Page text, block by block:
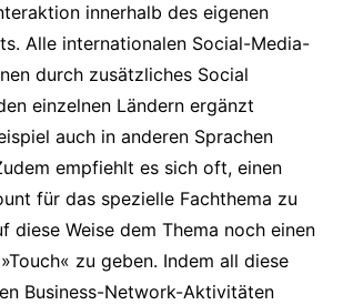
innerhalb des eigenen
Alle internationalen Social-Media-
durch zusätzliches Social
einzelnen Ländern ergänzt
auch in anderen Sprachen
empfiehlt es sich oft, einen
für das spezielle Fachthema zu
diese Weise dem Thema noch einen
zu geben. Indem all diese
Business-Network-Aktivitäten